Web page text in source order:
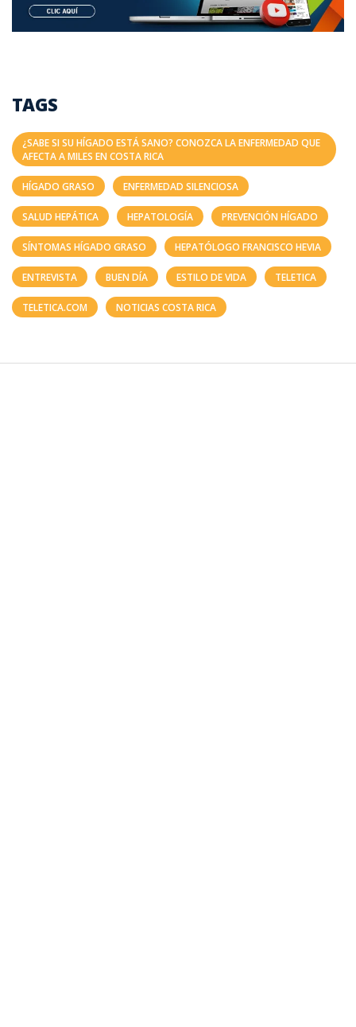
TAGS
¿SABE SI SU HÍGADO ESTÁ SANO? CONOZCA LA ENFERMEDAD QUE
AFECTA A MILES EN COSTA RICA
HÍGADO GRASO ENFERMEDAD SILENCIOSA
SALUD HEPÁTICA HEPATOLOGÍA PREVENCIÓN HÍGADO
SÍNTOMAS HÍGADO GRASO HEPATÓLOGO FRANCISCO HEVIA
ENTREVISTA BUEN DÍA ESTILO DE VIDA TELETICA
TELETICA.COM NOTICIAS COSTA RICA